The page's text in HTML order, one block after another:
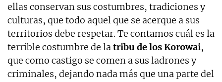
ellas conservan sus costumbres, tradiciones y
culturas, que todo aquel que se acerque a sus
territorios debe respetar. Te contamos cuál es la
terrible costumbre de latribu de los Korowai,
que como castigo se comen a sus ladrones y
criminales, dejando nada más que una parte del